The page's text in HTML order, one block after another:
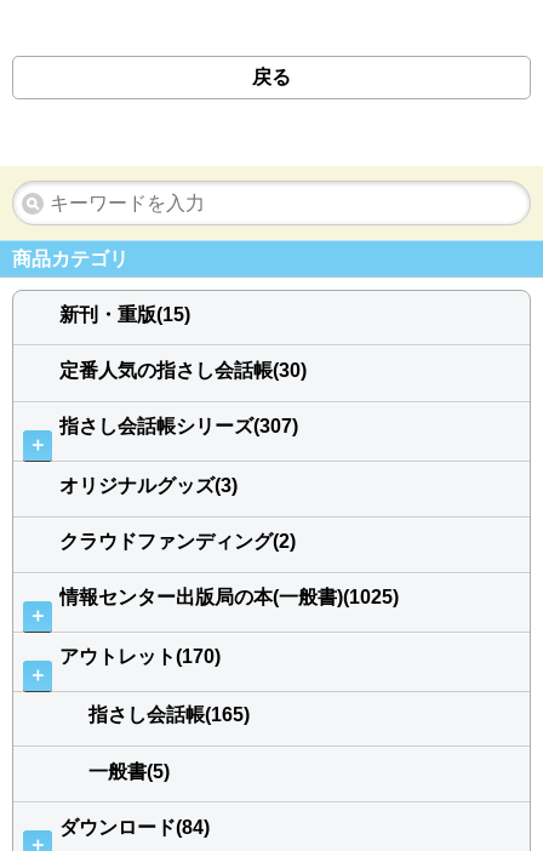
戻る
商品カテゴリ
新刊・重版(15)
定番人気の指さし会話帳(30)
＋
指さし会話帳シリーズ(307)
オリジナルグッズ(3)
クラウドファンディング(2)
＋
情報センター出版局の本(一般書)(1025)
＋
アウトレット(170)
指さし会話帳(165)
一般書(5)
＋
ダウンロード(84)